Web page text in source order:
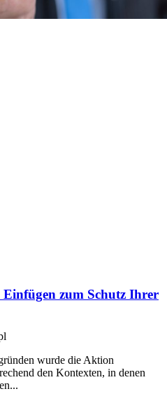
zum Schutz Ihrer
wurde die Aktion
den Kontexten, in denen